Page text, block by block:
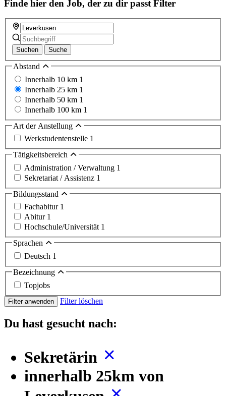
Finde hier den Job, der zu dir passt Filter
Suchen Suche
Abstand
Innerhalb 10 km 1
Innerhalb 25 km 1
Innerhalb 50 km 1
Innerhalb 100 km 1
Art der Anstellung
Werkstudentenstelle 1
Tätigkeitsbereich
Administration / Verwaltung 1
Sekretariat / Assistenz 1
Bildungsstand
Fachabitur 1
Abitur 1
Hochschule/Universität 1
Sprachen
Deutsch 1
Bezeichnung
Topjobs
Filter anwenden Filter löschen
Du hast gesucht nach:
Sekretärin
innerhalb 25km von